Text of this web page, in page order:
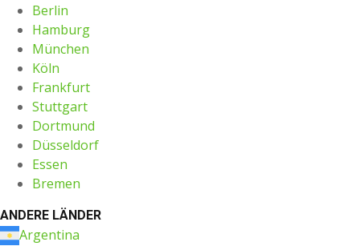
Berlin
Hamburg
München
Köln
Frankfurt
Stuttgart
Dortmund
Düsseldorf
Essen
Bremen
ANDERE LÄNDER
Argentina